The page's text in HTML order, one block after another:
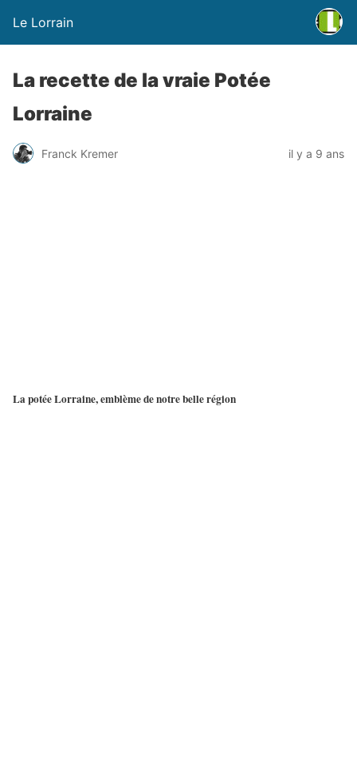
Le Lorrain
La recette de la vraie Potée
Lorraine
Franck Kremer il y a 9 ans
La potée Lorraine, emblème de notre belle région